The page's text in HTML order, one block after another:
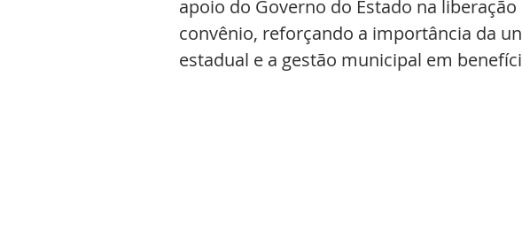
apoio do Governo do Estado na
convênio, reforçando a importância da
estadual e a gestão municipal em